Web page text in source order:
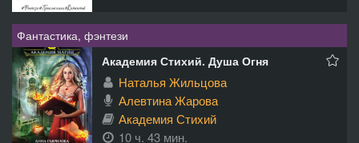
Фантастика, фэнтези
Академия Стихий. Душа Огня
Наталья Жильцова
Алевтина Жарова
Академия Стихий
10 ч. 43 мин.